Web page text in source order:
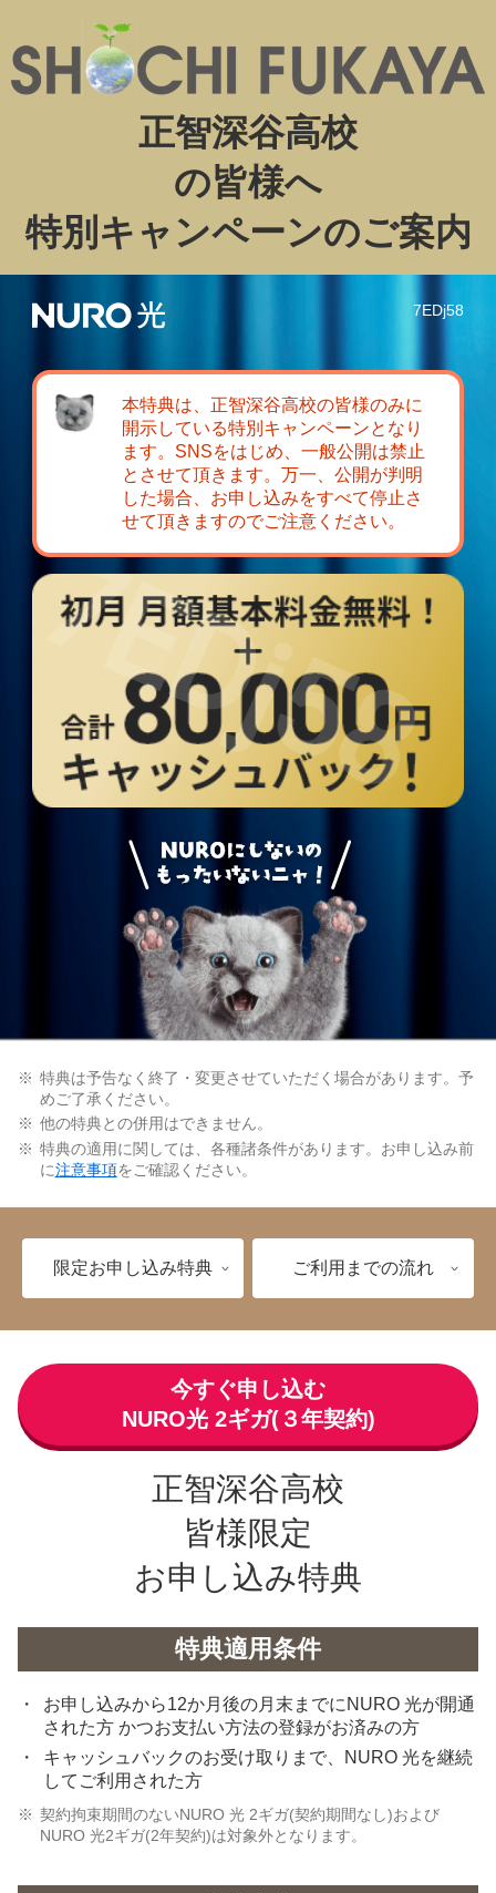
正智深谷高校
の皆様へ
特別キャンペーンのご案内
7EDj58
本特典は、正智深谷高校の皆様のみに
開示している特別キャンペーンとなり
ます。SNSをはじめ、一般公開は禁止
とさせて頂きます。万一、公開が判明
した場合、お申し込みをすべて停止さ
せて頂きますのでご注意ください。
7EDj58
特典は予告なく終了・変更させていただく場合があります。予
めご了承ください。
他の特典との併用はできません。
特典の適用に関しては、各種諸条件があります。お申し込み前
に注意事項をご確認ください。
限定お申し込み特典 ご利用までの流れ
今すぐ申し込む
NURO光 2ギガ(３年契約)
正智深谷高校
皆様限定
お申し込み特典
特典適用条件
お申し込みから12か月後の月末までにNURO 光が開通
された方 かつお支払い方法の登録がお済みの方
キャッシュバックのお受け取りまで、NURO 光を継続
してご利用された方
契約拘束期間のないNURO 光 2ギガ(契約期間なし)および
NURO 光2ギガ(2年契約)は対象外となります。